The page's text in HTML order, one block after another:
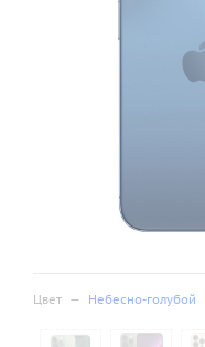
Цвет — Небесно-голубой